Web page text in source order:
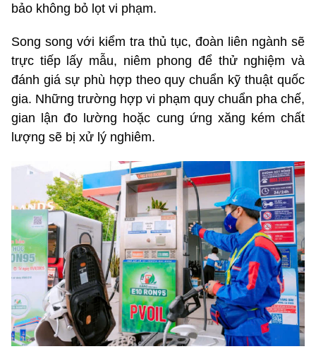
bảo không bỏ lọt vi phạm.
Song song với kiểm tra thủ tục, đoàn liên ngành sẽ
trực tiếp lấy mẫu, niêm phong để thử nghiệm và
đánh giá sự phù hợp theo quy chuẩn kỹ thuật quốc
gia. Những trường hợp vi phạm quy chuẩn pha chế,
gian lận đo lường hoặc cung ứng xăng kém chất
lượng sẽ bị xử lý nghiêm.